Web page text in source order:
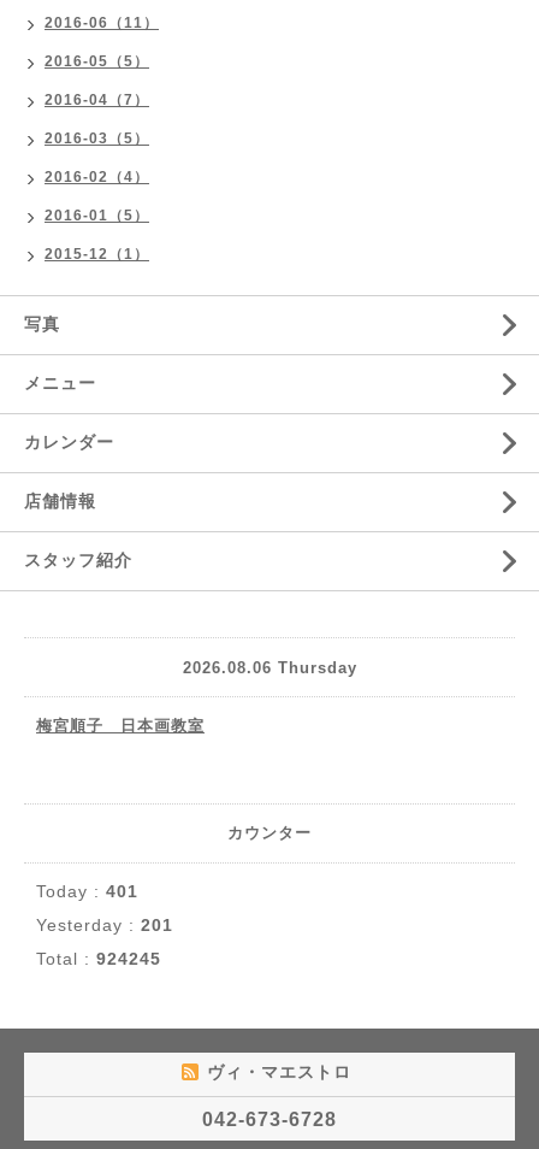
2016-06（11）
2016-05（5）
2016-04（7）
2016-03（5）
2016-02（4）
2016-01（5）
2015-12（1）
写真
メニュー
カレンダー
店舗情報
スタッフ紹介
2026.08.06 Thursday
梅宮順子 日本画教室
カウンター
Today : 401
Yesterday : 201
Total : 924245
ヴィ・マエストロ
042-673-6728